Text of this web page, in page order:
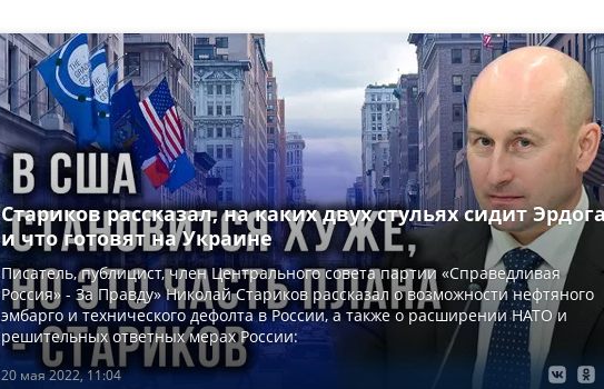
20 мая 2022, 11:04
Стариков рассказал, на каких двух стульях сидит
и что готовят на Украине
Писатель, публицист, член Центрального совета партии «Справедливая
Россия» - За Правду» Николай Стариков рассказал о возможности нефтяного
эмбарго и технического дефолта в России, а также о расширении НАТО и
решительных ответных мерах России: